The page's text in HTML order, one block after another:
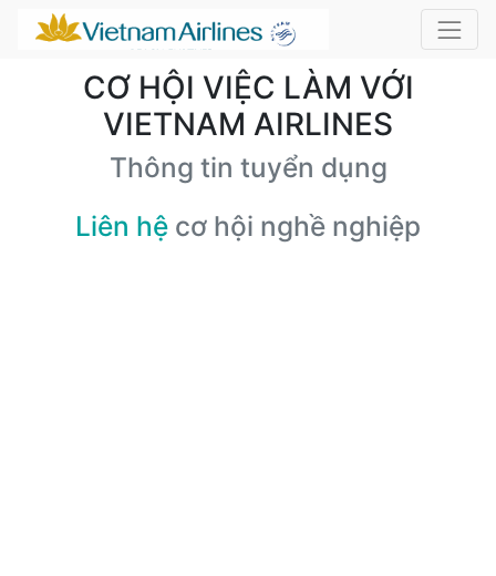
CƠ HỘI VIỆC LÀM VỚI
VIETNAM AIRLINES
Thông tin tuyển dụng
Liên hệ cơ hội nghề nghiệp